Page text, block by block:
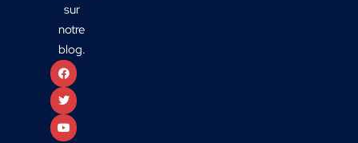
sur
notre
blog.